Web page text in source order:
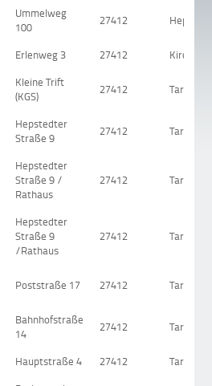
Ummelweg
100
27412 Hepstedt
Erlenweg 3 27412
Kleine Trift
(KGS)
27412
Hepstedter
Straße 9
27412
Hepstedter
Straße 9 /
Rathaus
27412
Hepstedter
Straße 9
/Rathaus
27412
Poststraße 17 27412
Bahnhofstraße
14
27412
Hauptstraße 4 27412